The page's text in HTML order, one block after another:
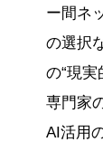
ー間ネ
の選択
の“現実
専門家
AI活用